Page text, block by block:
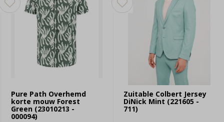
Pure Path Overhemd
korte mouw Forest
Green (23010213 -
000094)
Zuitable Colbert Jersey
DiNick Mint (221605 -
711)